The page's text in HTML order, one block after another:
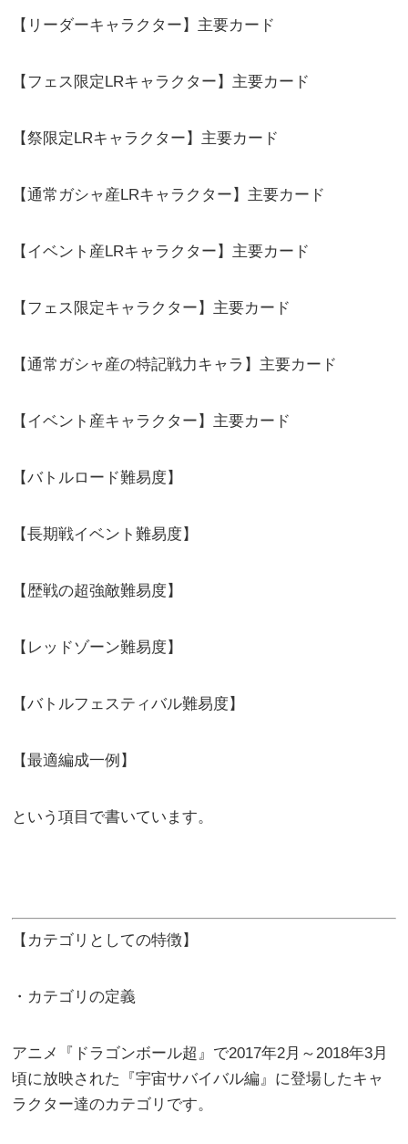
【リーダーキャラクター】主要カード
【フェス限定LRキャラクター】主要カード
【祭限定LRキャラクター】主要カード
【通常ガシャ産LRキャラクター】主要カード
【イベント産LRキャラクター】主要カード
【フェス限定キャラクター】主要カード
【通常ガシャ産の特記戦力キャラ】主要カード
【イベント産キャラクター】主要カード
【バトルロード難易度】
【長期戦イベント難易度】
【歴戦の超強敵難易度】
【レッドゾーン難易度】
【バトルフェスティバル難易度】
【最適編成一例】
という項目で書いています。
【カテゴリとしての特徴】
・カテゴリの定義
アニメ『ドラゴンボール超』で2017年2月～2018年3月
頃に放映された『宇宙サバイバル編』に登場したキャ
ラクター達のカテゴリです。